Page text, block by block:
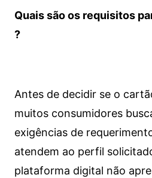
Quais são os requisitos
?
Antes de decidir se o
muitos consumidores
exigências de
atendem ao perfil
plataforma digital não